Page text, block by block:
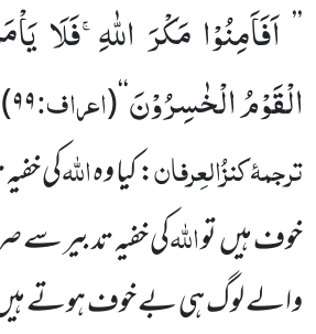
’’ اَفَاَمِنُوْا مَكْرَ اللّٰهِۚ-فَلَا
الْقَوْمُ الْخٰسِرُوْنَ‘‘
(اعراف:۹۹)
ترجمۂکنزُالعِرفان: کیا وہاللہکی
خوف ہیں تواللہکی خفیہ تدبیر
والے لوگ ہی بے خوف ہوتے